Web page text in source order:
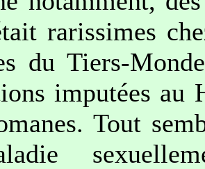
rarissimes
du Tiers-
imputées au
Tout